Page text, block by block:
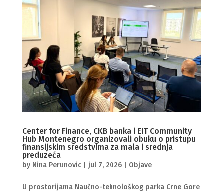
Center for Finance, CKB banka i EIT Community
Hub Montenegro organizovali obuku o pristupu
finansijskim sredstvima za mala i srednja
preduzeća
by Nina Perunovic| jul 7, 2026| Objave
U prostorijama Naučno-tehnološkog parka Crne Gore